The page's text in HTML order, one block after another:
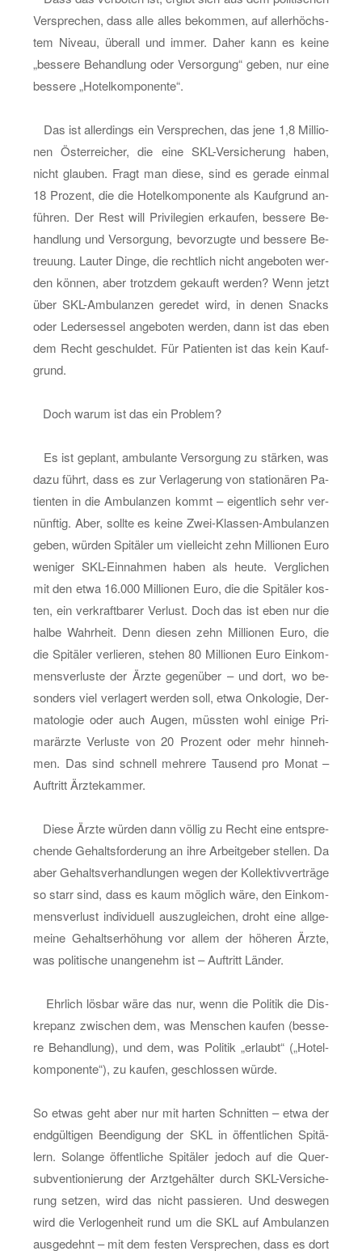
me­
di­
zin
Ver­spre­chen, dass alle alles be­kom­men, auf al­ler­höchs­
tem Ni­veau, über­all und immer. Daher kann es keine
„bes­se­re Be­hand­lung oder Ver­sor­gung“ geben, nur eine
bes­se­re „Ho­tel­kom­po­nen­te“.
Das ist al­ler­dings ein Ver­spre­chen, das jene 1,8 Mil­lio­
nen Ös­ter­rei­cher, die eine SKL-Ver­si­che­rung haben,
nicht glau­ben. Fragt man diese, sind es ge­ra­de ein­mal
18 Pro­zent, die die Ho­tel­kom­po­nen­te als Kauf­grund an­
füh­ren. Der Rest will Pri­vi­le­gi­en er­kau­fen, bes­se­re Be­
hand­lung und Ver­sor­gung, be­vor­zug­te und bes­se­re Be­
treu­ung. Lau­ter Dinge, die recht­lich nicht an­ge­bo­ten wer­
den kön­nen, aber trotz­dem ge­kauft wer­den? Wenn jetzt
über SKL-Am­bu­lan­zen ge­re­det wird, in denen Snacks
oder Le­der­ses­sel an­ge­bo­ten wer­den, dann ist das eben
dem Recht ge­schul­det. Für Pa­ti­en­ten ist das kein Kauf­
grund.
Doch warum ist das ein Pro­blem?
Es ist ge­plant, am­bu­lan­te Ver­sor­gung zu stär­ken, was
dazu führt, dass es zur Ver­la­ge­rung von sta­tio­nä­ren Pa­
ti­en­ten in die Am­bu­lan­zen kommt – ei­gent­lich sehr ver­
nünf­tig. Aber, soll­te es keine Zwei-Klas­sen-Am­bu­lan­zen
geben, wür­den Spi­tä­ler um viel­leicht zehn Mil­lio­nen Euro
we­ni­ger SKL-Ein­nah­men haben als heute. Ver­gli­chen
mit den etwa 16.000 Mil­lio­nen Euro, die die Spi­tä­ler kos­
ten, ein ver­kraft­ba­rer Ver­lust. Doch das ist eben nur die
halbe Wahr­heit. Denn die­sen zehn Mil­lio­nen Euro, die
die Spi­tä­ler ver­lie­ren, ste­hen 80 Mil­lio­nen Euro Ein­kom­
mens­ver­lus­te der Ärzte ge­gen­über – und dort, wo be­
son­ders viel ver­la­gert wer­den soll, etwa On­ko­lo­gie, Der­
ma­to­lo­gie oder auch Augen, müss­ten wohl ei­ni­ge Pri­
mar­ärz­te Ver­lus­te von 20 Pro­zent oder mehr hin­neh­
men. Das sind schnell meh­re­re Tau­send pro Monat –
Auf­tritt Ärz­te­kam­mer.
Diese Ärzte wür­den dann völ­lig zu Recht eine ent­spre­
chen­de Ge­halts­for­de­rung an ihre Ar­beit­ge­ber stel­len. Da
aber Ge­halts­ver­hand­lun­gen wegen der Kol­lek­tiv­ver­trä­ge
so starr sind, dass es kaum mög­lich wäre, den Ein­kom­
mens­ver­lust in­di­vi­du­ell aus­zu­glei­chen, droht eine all­ge­
mei­ne Ge­halts­er­hö­hung vor allem der hö­he­ren Ärzte,
was po­li­ti­sche un­an­ge­nehm ist – Auf­tritt Län­der.
Ehr­lich lös­bar wäre das nur, wenn die Po­li­tik die Dis­
kre­panz zwi­schen dem, was Men­schen kau­fen (bes­se­
re Be­hand­lung), und dem, was Po­li­tik „er­laubt“ („Ho­tel­
kom­po­nen­te“), zu kau­fen, ge­schlos­sen würde.
So etwas geht aber nur mit har­ten Schnit­ten – etwa der
end­gül­ti­gen Be­en­di­gung der SKL in öf­fent­li­chen Spi­tä­
lern. So­lan­ge öf­fent­li­che Spi­tä­ler je­doch auf die Quer­
sub­ven­tio­nie­rung der Arzt­ge­häl­ter durch SKL-Ver­si­che­
rung set­zen, wird das nicht pas­sie­ren. Und des­we­gen
wird die Ver­lo­gen­heit rund um die SKL auf Am­bu­lan­zen
aus­ge­dehnt – mit dem fes­ten Ver­spre­chen, dass es dort